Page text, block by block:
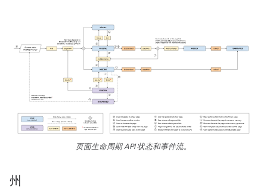
页面生命周期 API 状态和事件流。
州